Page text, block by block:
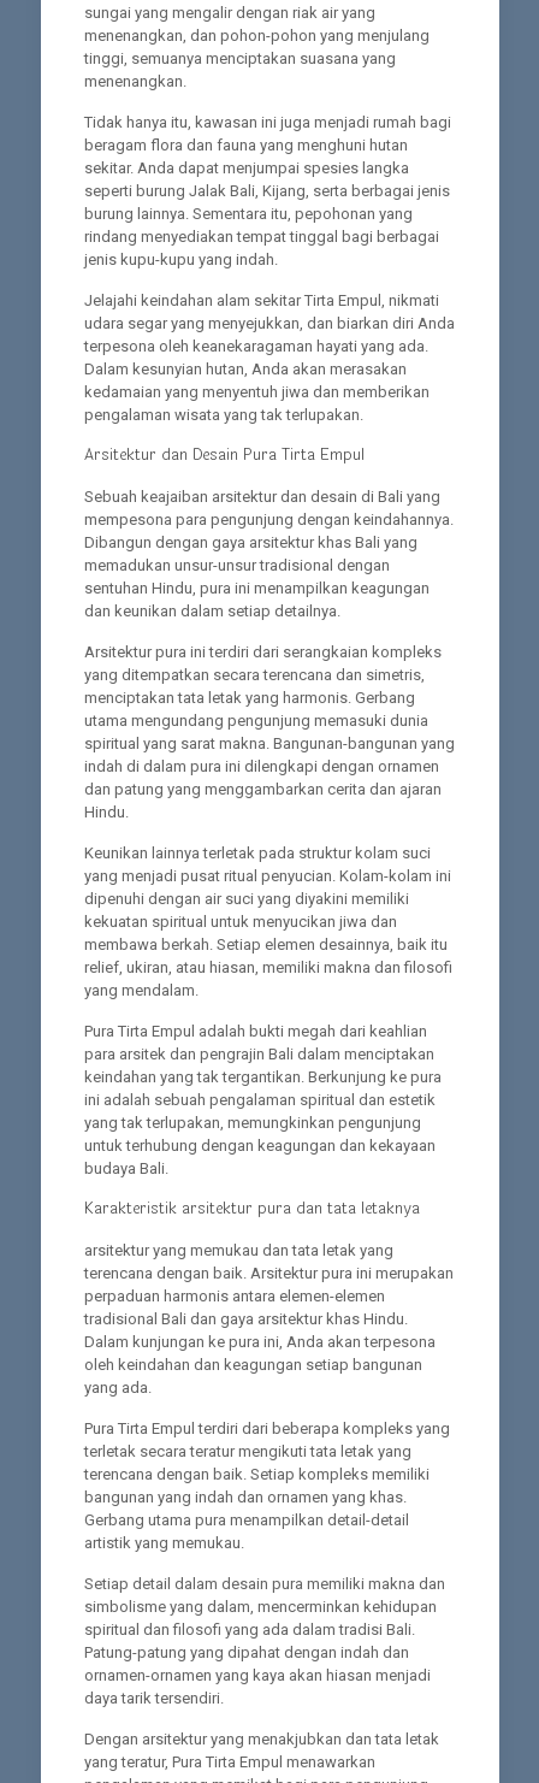
sungai yang mengalir dengan riak air yang
menenangkan, dan pohon-pohon yang menjulang
tinggi, semuanya menciptakan suasana yang
menenangkan.
Tidak hanya itu, kawasan ini juga menjadi rumah bagi
beragam flora dan fauna yang menghuni hutan
sekitar. Anda dapat menjumpai spesies langka
seperti burung Jalak Bali, Kijang, serta berbagai jenis
burung lainnya. Sementara itu, pepohonan yang
rindang menyediakan tempat tinggal bagi berbagai
jenis kupu-kupu yang indah.
Jelajahi keindahan alam sekitar Tirta Empul, nikmati
udara segar yang menyejukkan, dan biarkan diri Anda
terpesona oleh keanekaragaman hayati yang ada.
Dalam kesunyian hutan, Anda akan merasakan
kedamaian yang menyentuh jiwa dan memberikan
pengalaman wisata yang tak terlupakan.
Arsitektur dan Desain Pura Tirta Empul
Sebuah keajaiban arsitektur dan desain di Bali yang
mempesona para pengunjung dengan keindahannya.
Dibangun dengan gaya arsitektur khas Bali yang
memadukan unsur-unsur tradisional dengan
sentuhan Hindu, pura ini menampilkan keagungan
dan keunikan dalam setiap detailnya.
Arsitektur pura ini terdiri dari serangkaian kompleks
yang ditempatkan secara terencana dan simetris,
menciptakan tata letak yang harmonis. Gerbang
utama mengundang pengunjung memasuki dunia
spiritual yang sarat makna. Bangunan-bangunan yang
indah di dalam pura ini dilengkapi dengan ornamen
dan patung yang menggambarkan cerita dan ajaran
Hindu.
Keunikan lainnya terletak pada struktur kolam suci
yang menjadi pusat ritual penyucian. Kolam-kolam ini
dipenuhi dengan air suci yang diyakini memiliki
kekuatan spiritual untuk menyucikan jiwa dan
membawa berkah. Setiap elemen desainnya, baik itu
relief, ukiran, atau hiasan, memiliki makna dan filosofi
yang mendalam.
Pura Tirta Empul adalah bukti megah dari keahlian
para arsitek dan pengrajin Bali dalam menciptakan
keindahan yang tak tergantikan. Berkunjung ke pura
ini adalah sebuah pengalaman spiritual dan estetik
yang tak terlupakan, memungkinkan pengunjung
untuk terhubung dengan keagungan dan kekayaan
budaya Bali.
Karakteristik arsitektur pura dan tata letaknya
arsitektur yang memukau dan tata letak yang
terencana dengan baik. Arsitektur pura ini merupakan
perpaduan harmonis antara elemen-elemen
tradisional Bali dan gaya arsitektur khas Hindu.
Dalam kunjungan ke pura ini, Anda akan terpesona
oleh keindahan dan keagungan setiap bangunan
yang ada.
Pura Tirta Empul terdiri dari beberapa kompleks yang
terletak secara teratur mengikuti tata letak yang
terencana dengan baik. Setiap kompleks memiliki
bangunan yang indah dan ornamen yang khas.
Gerbang utama pura menampilkan detail-detail
artistik yang memukau.
Setiap detail dalam desain pura memiliki makna dan
simbolisme yang dalam, mencerminkan kehidupan
spiritual dan filosofi yang ada dalam tradisi Bali.
Patung-patung yang dipahat dengan indah dan
ornamen-ornamen yang kaya akan hiasan menjadi
daya tarik tersendiri.
Dengan arsitektur yang menakjubkan dan tata letak
yang teratur, Pura Tirta Empul menawarkan